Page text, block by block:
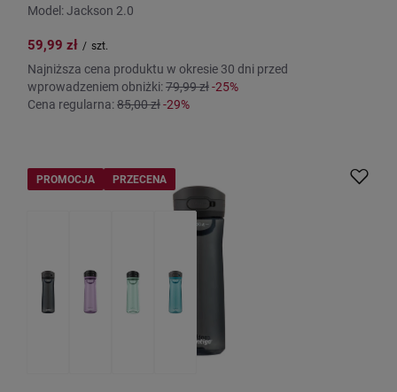
Model: Jackson 2.0
59,99 zł / szt.
Najniższa cena produktu w okresie 30 dni przed
wprowadzeniem obniżki:79,99 zł-25%
Cena regularna:85,00 zł-29%
PROMOCJA PRZECENA